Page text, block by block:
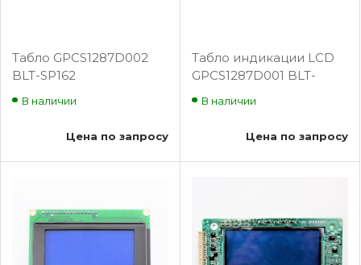
Табло GPCS1287D002
BLT-SP162
В наличии
Цена по запросу
Табло индикации LCD
GPCS1287D001 BLT-
В наличии
Цена по запросу